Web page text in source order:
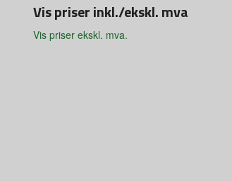
Vis priser inkl./ekskl. mva
Vis priser ekskl. mva.